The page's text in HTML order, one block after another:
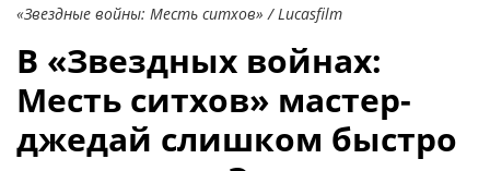
«Звездные войны: Месть ситхов» / Lucasfilm
В «Звездных войнах:
Месть ситхов» мастер-
джедай слишком быстро